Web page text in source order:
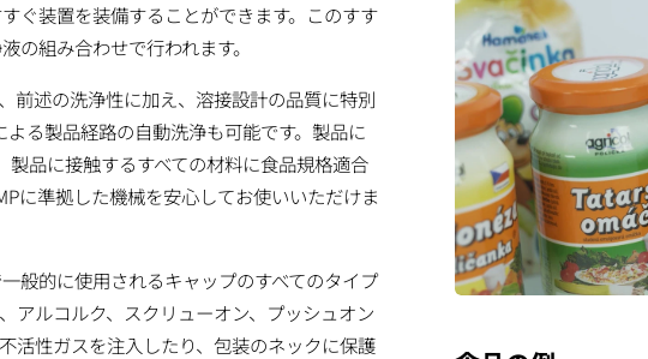
ぐ装置を装備することができます。このすす
の組み合わせで行われます。
前述の洗浄性に加え、溶接設計の品質に特別
る製品経路の自動洗浄も可能です。製品に
製品に接触するすべての材料に食品規格適合
に準拠した機械を安心してお使いいただけま
般的に使用されるキャップのすべてのタイプ
アルコルク、スクリューオン、プッシュオン
活性ガスを注入したり、包装のネックに保護